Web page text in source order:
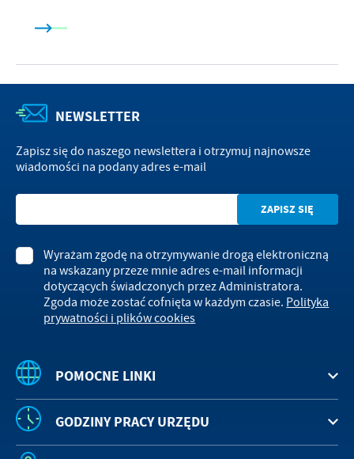
POMOCNE LINKI
NEWSLETTER
Zapisz się do naszego newslettera i otrzymuj najnowsze
wiadomości na podany adres e-mail
Wyrażam zgodę na otrzymywanie drogą elektroniczną
na wskazany przeze mnie adres e-mail informacji
dotyczących świadczonych przez Administratora.
Zgoda może zostać cofnięta w każdym czasie. Polityka
prywatności i plików cookies
GODZINY PRACY URZĘDU